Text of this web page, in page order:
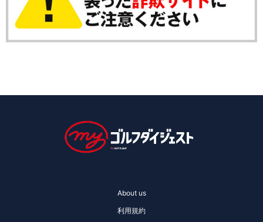
About us
利用規約